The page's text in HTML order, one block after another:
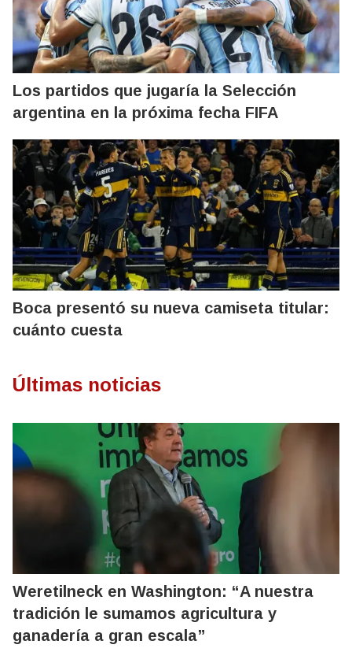
Los partidos que jugaría la Selección
argentina en la próxima fecha FIFA
Boca presentó su nueva camiseta titular:
cuánto cuesta
Últimas noticias
Weretilneck en Washington: “A nuestra
tradición le sumamos agricultura y
ganadería a gran escala”